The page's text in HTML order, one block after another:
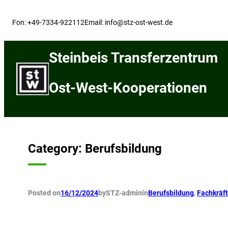
Fon: +49-7334-922112Email: info@stz-ost-west.de
Steinbeis Transferzentrum
Ost-West-Kooperationen
Category: Berufsbildung
Posted on16/12/2024bySTZ-admininBerufsbildung,